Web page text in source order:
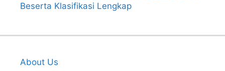
Beserta Klasifikasi Lengkap
About Us